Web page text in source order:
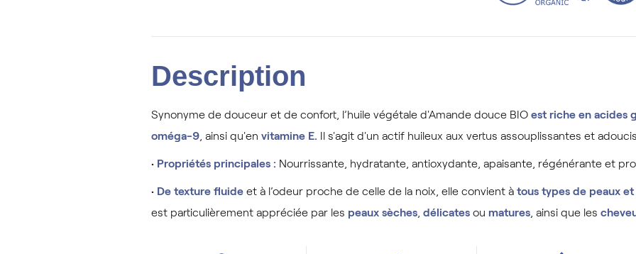
Description
Synonyme de douceur et de confort, l’huile végétale d'Amande douce BIO est riche en acides
oméga-9, ainsi qu'en vitamine E. Il s'agit d'un actif huileux aux vertus assouplissantes et
• Propriétés principales : Nourrissante, hydratante, antioxydante, apaisante, régénérante et
• De texture fluideet à l’odeur proche de celle de la noix, elle convient à tous types de peaux
est particulièrement appréciée par les peaux sèches, délicatesou matures, ainsi que les